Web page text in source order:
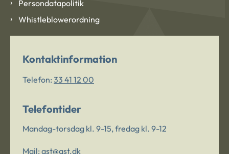
Persondatapolitik
Whistleblowerordning
Kontaktinformation
Telefon: 33 41 12 00
Telefontider
Mandag-torsdag kl. 9-15, fredag kl. 9-12
Mail: ast@ast.dk